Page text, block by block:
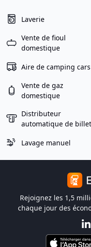
Laverie
Vente de fioul
domestique
Aire de camping cars
Vente de gaz
domestique
Distributeur
automatique de
Lavage manuel
Rejoignez les 1,5
chaque jour des